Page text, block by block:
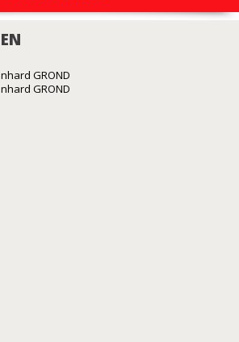
GROND
GROND